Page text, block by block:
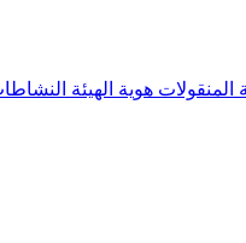
المنقولات هوية الهيئة